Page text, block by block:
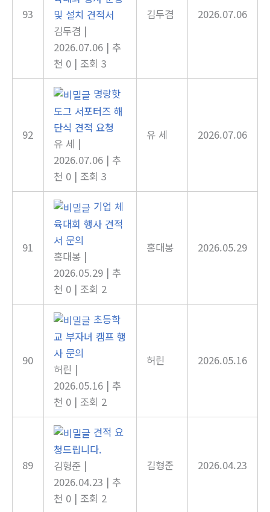
93
및 설치 견적서
김두겸 |
2026.07.06 | 추
천 0 | 조회 3
김두겸 2026.07.06
92
명랑핫
도그 서포터즈 해
단식 견적 요청
유 세 |
2026.07.06 | 추
천 0 | 조회 3
유 세 2026.07.06
91
기업 체
육대회 행사 견적
서 문의
홍대봉 |
2026.05.29 | 추
천 0 | 조회 2
홍대봉 2026.05.29
90
초등학
교 부자녀 캠프 행
사 문의
허린 |
2026.05.16 | 추
천 0 | 조회 2
허린 2026.05.16
89
견적 요
청드립니다.
김형준 |
2026.04.23 | 추
천 0 | 조회 2
김형준 2026.04.23